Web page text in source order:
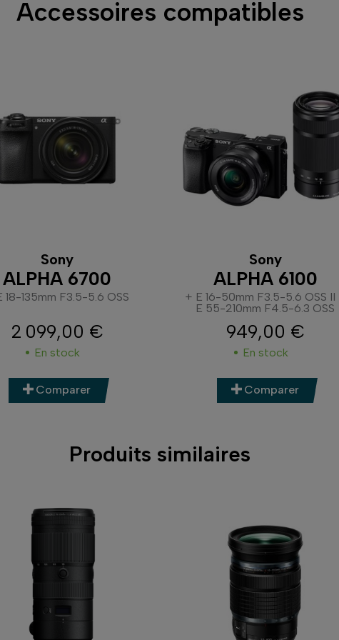
Accessoires compatibles
Sony
ALPHA 6700
18-135mm F3.5-5.6 OSS
Prix
2 099,00 €
En stock
Comparer
Sony
ALPHA 6100
+ E 16-50mm F3.5-5.6 OSS II
E 55-210mm F4.5-6.3 OSS
Prix
949,00 €
En stock
Comparer
Produits similaires